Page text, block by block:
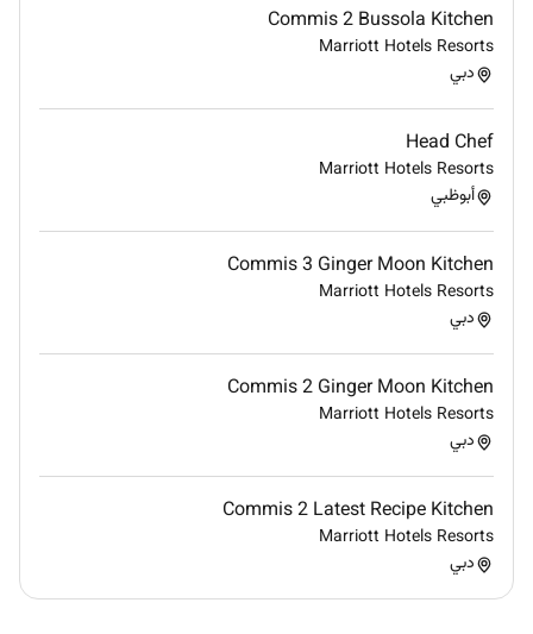
Commis 2 Bussola Kitchen
Marriott Hotels Resorts
دبي
Head Chef
Marriott Hotels Resorts
أبوظبي
Commis 3 Ginger Moon Kitchen
Marriott Hotels Resorts
دبي
Commis 2 Ginger Moon Kitchen
Marriott Hotels Resorts
دبي
Commis 2 Latest Recipe Kitchen
Marriott Hotels Resorts
دبي